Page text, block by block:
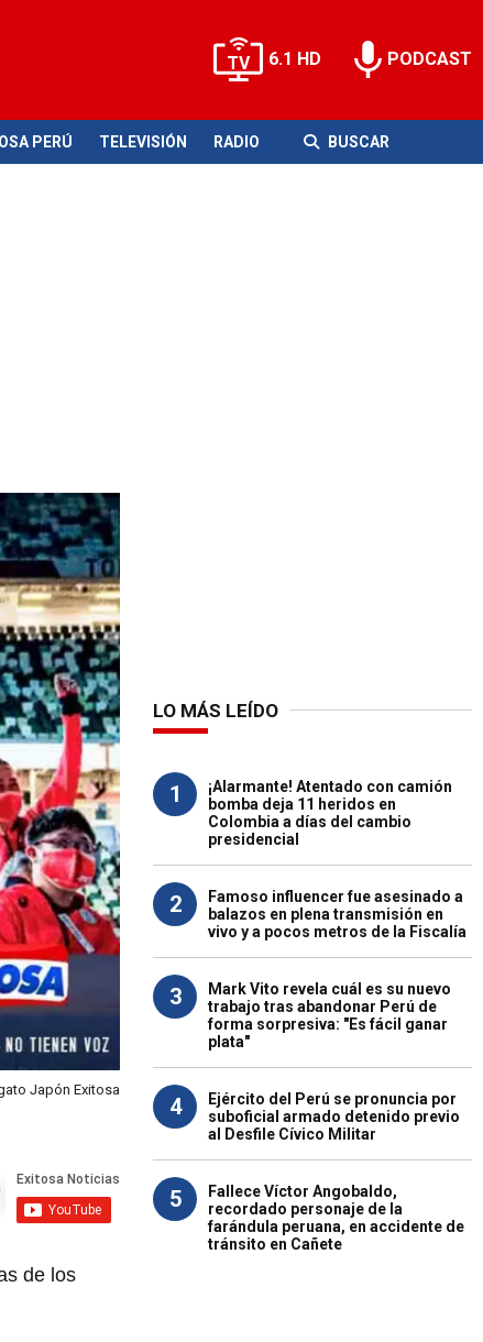
6.1 HD PODCAST
PERÚ TELEVISIÓN RADIO BUSCAR
Japón Exitosa
de los
LO MÁS LEÍDO
1
¡Alarmante! Atentado con camión
bomba deja 11 heridos en
Colombia a días del cambio
presidencial
2
Famoso influencer fue asesinado a
balazos en plena transmisión en
vivo y a pocos metros de la Fiscalía
3
Mark Vito revela cuál es su nuevo
trabajo tras abandonar Perú de
forma sorpresiva: "Es fácil ganar
plata"
4
Ejército del Perú se pronuncia por
suboficial armado detenido previo
al Desfile Cívico Militar
5
Fallece Víctor Angobaldo,
recordado personaje de la
farándula peruana, en accidente de
tránsito en Cañete